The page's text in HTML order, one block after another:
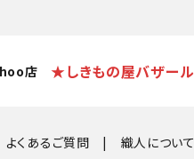
店 ★しきもの屋バザール
よくあるご質問 織人について